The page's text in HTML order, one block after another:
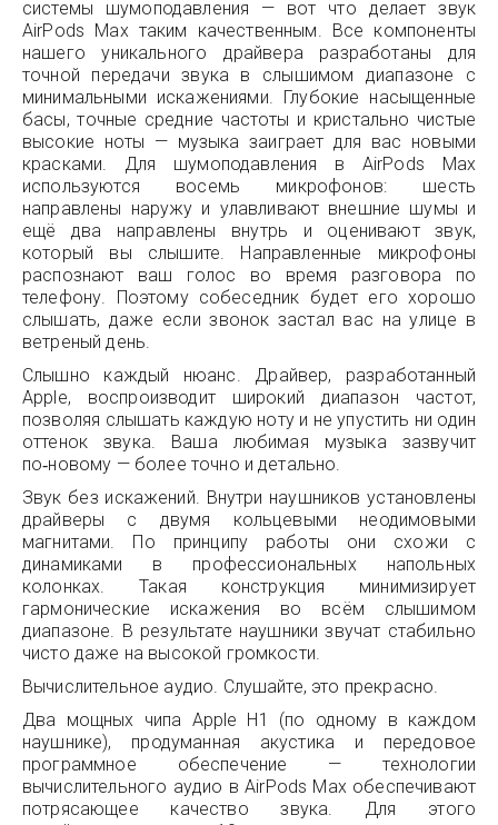
системы шумоподавления — вот что делает звук
AirPods Max таким качественным. Все компоненты
нашего уникального драйвера разработаны для
точной передачи звука в слышимом диапазоне с
минимальными искажениями. Глубокие насыщенные
басы, точные средние частоты и кристально чистые
высокие ноты — музыка заиграет для вас новыми
красками. Для шумоподавления в AirPods Max
используются восемь микрофонов: шесть
направлены наружу и улавливают внешние шумы и
ещё два направлены внутрь и оценивают звук,
который вы слышите. Направленные микрофоны
распознают ваш голос во время разговора по
телефону. Поэтому собеседник будет его хорошо
слышать, даже если звонок застал вас на улице в
ветреный день.
Слышно каждый нюанс. Драйвер, разработанный
Apple, воспроизводит широкий диапазон частот,
позволяя слышать каждую ноту и не упустить ни один
оттенок звука. Ваша любимая музыка зазвучит
по‑новому — более точно и детально.
Звук без искажений. Внутри наушников установлены
драйверы с двумя кольцевыми неодимовыми
магнитами. По принципу работы они схожи с
динамиками в профессиональных напольных
колонках. Такая конструкция минимизирует
гармонические искажения во всём слышимом
диапазоне. В результате наушники звучат стабильно
чисто даже на высокой громкости.
Вычислительное аудио. Слушайте, это прекрасно.
Два мощных чипа Apple H1 (по одному в каждом
наушнике), продуманная акустика и передовое
программное обеспечение — технологии
вычислительного аудио в AirPods Max обеспечивают
потрясающее качество звука. Для этого